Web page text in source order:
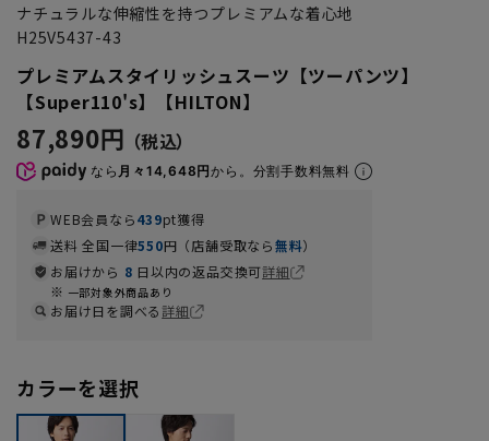
ナチュラルな伸縮性を持つプレミアムな着心地
H25V5437-43
プレミアムスタイリッシュスーツ【ツーパンツ】
【Super110's】【HILTON】
87,890円
なら 月々14,648円から。分割手数料無料
WEB会員なら439pt獲得
送料 全国一律550円（店舗受取なら無料）
お届けから 8 日以内の返品交換可詳細
一部対象外商品あり
お届け日を調べる詳細
カラーを選択